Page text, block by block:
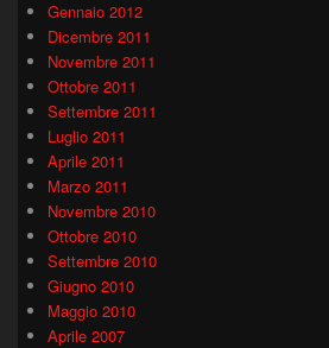
Gennaio 2012
Dicembre 2011
Novembre 2011
Ottobre 2011
Settembre 2011
Luglio 2011
Aprile 2011
Marzo 2011
Novembre 2010
Ottobre 2010
Settembre 2010
Giugno 2010
Maggio 2010
Aprile 2007